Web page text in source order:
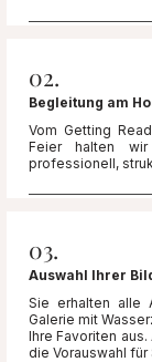
02.
Begleitung am
Vom Getting
Feier halten
professionell,
03.
Auswahl Ihrer
Sie erhalten alle
Galerie mit
Ihre Favoriten
die Vorauswahl für